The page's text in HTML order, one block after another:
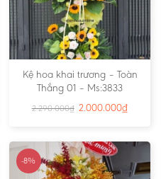
Kệ hoa khai trương – Toàn
Thắng 01 – Ms:3833
2.290.000₫ 2.000.000₫
-8%